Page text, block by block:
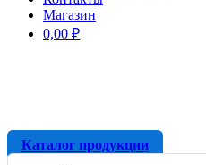
Магазин
0,00 ₽
Каталог продукции